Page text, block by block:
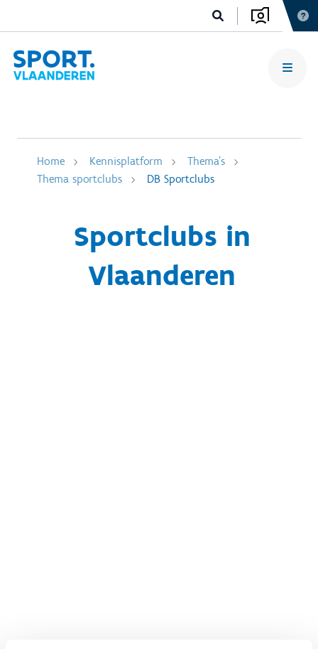
Home Kennisplatform
Thema's
Thema sportclubs
DB Sportclubs
Sportclubs in
Vlaanderen